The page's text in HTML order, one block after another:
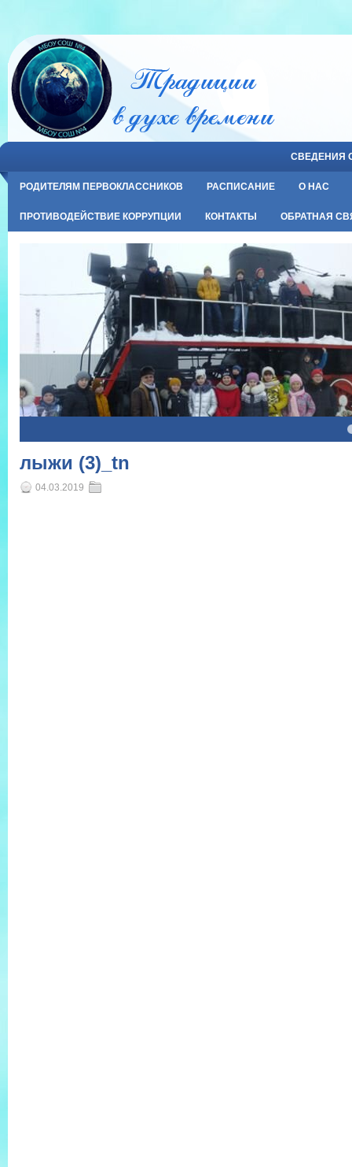
СВЕДЕНИЯ
РОДИТЕЛЯМ ПЕРВОКЛАССНИКОВ РАСПИСАНИЕ О НАС
ПРОТИВОДЕЙСТВИЕ КОРРУПЦИИ КОНТАКТЫ ОБРАТНАЯ
лыжи (3)_tn
04.03.2019